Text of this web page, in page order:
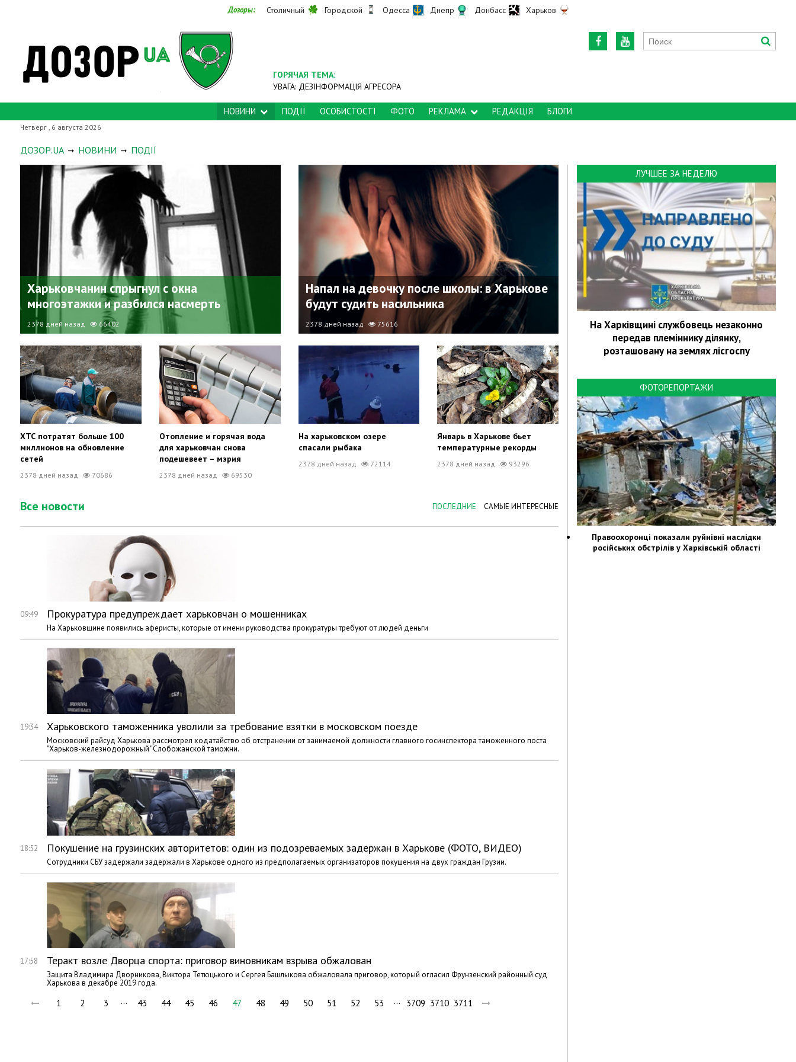
Дозоры: Столичный Городской Одесса Днепр Донбасс Харьков
ГОРЯЧАЯ ТЕМА:
УВАГА: ДЕЗІНФОРМАЦІЯ АГРЕСОРА
НОВИНИ ПОДІЇ ОСОБИСТОСТІ ФОТО РЕКЛАМА РЕДАКЦІЯ БЛОГИ
Четверг , 6 августа 2026
ДОЗОР.UA НОВИНИ ПОДІЇ
Харьковчанин спрыгнул с окна
многоэтажки и разбился насмерть
2378 дней назад 66402
Напал на девочку после школы: в Харькове
будут судить насильника
2378 дней назад 75616
ХТС потратят больше 100
миллионов на обновление
сетей
2378 дней назад 70686
Отопление и горячая вода
для харьковчан снова
подешевеет – мэрия
2378 дней назад 69530
На харьковском озере
спасали рыбака
2378 дней назад 72114
Январь в Харькове бьет
температурные рекорды
2378 дней назад 93296
Все новости ПОСЛЕДНИЕ САМЫЕ ИНТЕРЕСНЫЕ
09:49 Прокуратура предупреждает харьковчан о мошенниках
На Харьковщине появились аферисты, которые от имени руководства прокуратуры требуют от людей деньги
19:34 Харьковского таможенника уволили за требование взятки в московском поезде
Московский райсуд Харькова рассмотрел ходатайство об отстранении от занимаемой должности главного госинспектора таможенного поста
"Харьков-железнодорожный" Слобожанской таможни.
18:52 Покушение на грузинских авторитетов: один из подозреваемых задержан в Харькове (ФОТО, ВИДЕО)
Сотрудники СБУ задержали задержали в Харькове одного из предполагаемых организаторов покушения на двух граждан Грузии.
17:58 Теракт возле Дворца спорта: приговор виновникам взрыва обжалован
Защита Владимира Дворникова, Виктора Тетюцького и Сергея Башлыкова обжаловала приговор, который огласил Фрунзенский районный суд
Харькова в декабре 2019 года.
1 2 3 … 43 44 45 46 47 48 49 50 51 52 53 … 3709 3710 3711
ЛУЧШЕЕ ЗА НЕДЕЛЮ
На Харківщині службовець незаконно
передав племіннику ділянку,
розташовану на землях лісгоспу
ФОТОРЕПОРТАЖИ
Правоохоронці показали руйнівні наслідки
російських обстрілів у Харківській області